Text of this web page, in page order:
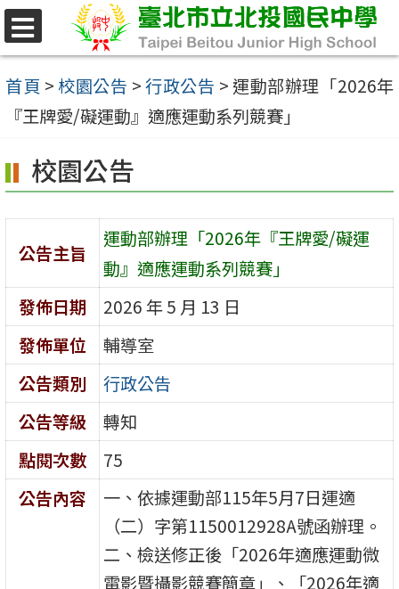
跳
至
主
要
容
區
首頁 >校園公告 >行政公告 > 運動部辦理「2026年
『王牌愛/礙運動』適應運動系列競賽」
校園公告
公告主旨
運動部辦理「2026年『王牌愛/礙運
動』適應運動系列競賽」
發佈日期
2026 年 5 月 13 日
發佈單位
輔導室
公告類別
行政公告
公告等級
轉知
點閱次數
75
公告內容
一、依據運動部115年5月7日運適
（二）字第1150012928A號函辦理。
二、檢送修正後「2026年適應運動微
電影暨攝影競賽簡章」、「2026年適
選
單